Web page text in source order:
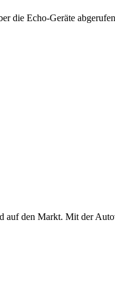
die Echo-Geräte
auf den Markt. Mit der